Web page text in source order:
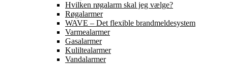
Hvilken røgalarm skal jeg vælge?
Røgalarmer
WAVE – Det flexible brandmeldesystem
Varmealarmer
Gasalarmer
Kuliltealarmer
Vandalarmer